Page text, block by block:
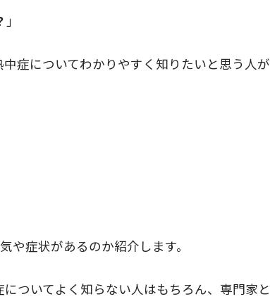
」
症についてわかりやすく知りたいと思う人が
や症状があるのか紹介します。
ついてよく知らない人はもちろん、専門家と